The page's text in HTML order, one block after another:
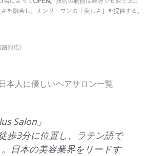
本人に優しいヘアサロン一覧
Salon」
歩3分に位置し、ラテン語で
日本の美容業界をリードす